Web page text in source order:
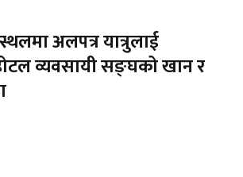
अलपत्र यात्रुलाई
व्यवसायी सङ्घको खान र